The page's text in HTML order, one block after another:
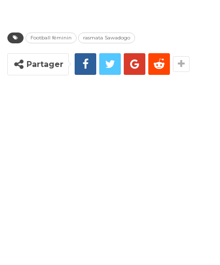
Football féminin rasmata Sawadogo
Partager